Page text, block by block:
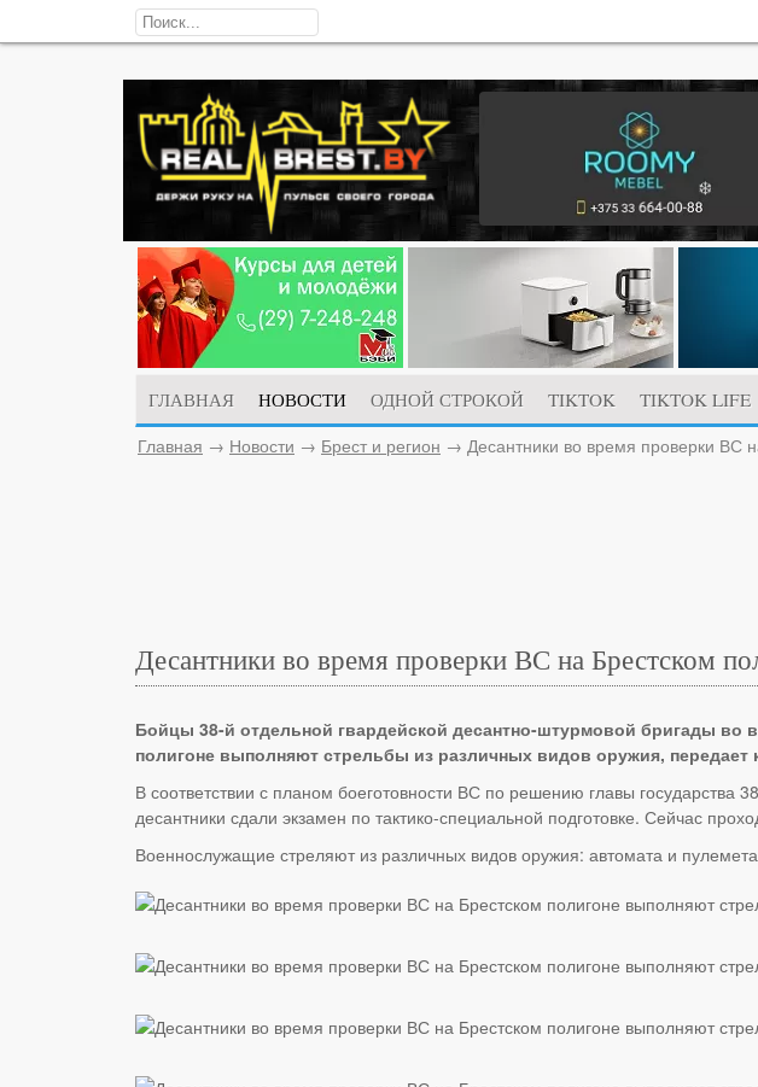
ГЛАВНАЯ НОВОСТИ ОДНОЙ СТРОКОЙ TIKTOK TIKTOK LIFE
Главная → Новости → Брест и регион → Десантники во время проверки ВС
Десантники во время проверки ВС на Брестском
Бойцы 38-й отдельной гвардейской десантно-штурмовой бригады во
полигоне выполняют стрельбы из различных видов оружия, передает
В соответствии с планом боеготовности ВС по решению главы
десантники сдали экзамен по тактико-специальной подготовке. Сейчас
Военнослужащие стреляют из различных видов оружия: автомата и